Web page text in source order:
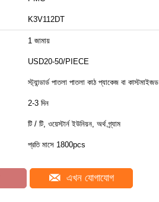
K3V112DT
1 জামায়
USD20-50/PIECE
স্ট্যান্ডার্ড পাতলা পাতলা কাঠ প্যাকেজ বা কাস্টমাইজড
2-3 দিন
টি / টি, ওয়েস্টার্ন ইউনিয়ন, অর্থ গ্র্যাম
প্রতি মাসে 1800pcs
এখন যোগাযোগ